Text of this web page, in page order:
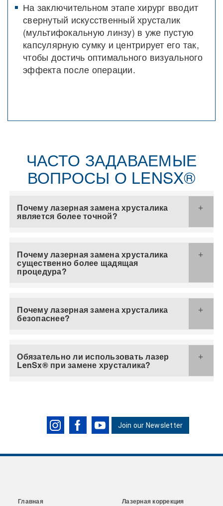
На заключительном этапе хирург вводит
свернутый искусственный хрусталик
(мультифокальную линзу) в уже пустую
капсулярную сумку и центрирует его так,
чтобы достичь оптимального визуального
эффекта после операции.
ЧАСТО ЗАДАВАЕМЫЕ
ВОПРОСЫ О LENSX®
Почему лазерная замена хрусталика
является более точной?
Почему лазерная замена хрусталика
существенно более щадящая
процедура?
Почему лазерная замена хрусталика
безопаснее?
Обязательно ли использовать лазер
LenSx® при замене хрусталика?
Join our Newsletter
Главная
Лазерная коррекция